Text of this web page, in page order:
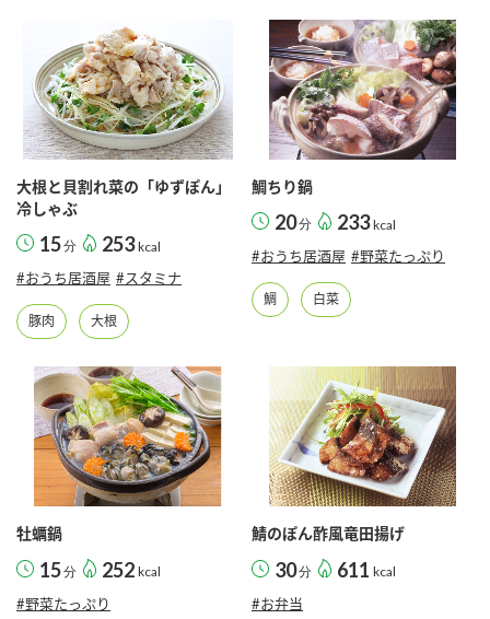
スープ 中華
クイック調味料 レモン果汁
ふりかけ おすしの素
納豆 Fibee
カンタン酢
お酢ドリンク
味ぽん
ぽん酢
かおりの蔵
つゆ
鍋なび
納豆のサイト
PIN印
三ツ判山吹
千夜
スペシャルサイト
お酢を知ろう！
すしラボ
ぽん酢サワー
納豆の豆知識
ミツカングループについて
企業理念
ミツカンの歴史
ミツカンを知る
環境への取り組み
水の文化センター（アーカイブ）
ZENB initiative
MIM（ミツカンミュージアム）
各部門が大切にしていること
おいしさと健康への取り組み
採用情報
ニュースリリース
お客様相談センター
販売終了製品のご案内
よくあるご質問
お問い合わせ
地図から取り扱い店舗を探す
大根と貝割れ菜の「ゆずぽん」
冷しゃぶ
15分 253 kcal
#おうち居酒屋 #スタミナ
豚肉 大根
鯛ちり鍋
20分 233 kcal
#おうち居酒屋 #野菜たっぷり
鯛 白菜
牡蠣鍋
15分 252 kcal
#野菜たっぷり
鯖のぽん酢風竜田揚げ
30分 611 kcal
#お弁当